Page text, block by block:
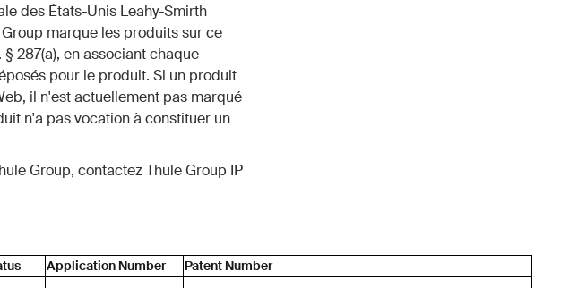
des États-Unis Leahy-Smirth
marque les produits sur ce
287(a), en associant chaque
pour le produit. Si un produit
il n'est actuellement pas marqué
n'a pas vocation à constituer un
Group, contactez Thule Group IP
Application Number
Patent Number